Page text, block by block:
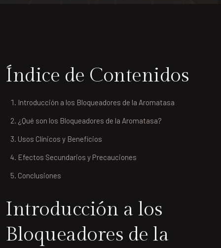
Índice de Contenidos
Introducción a los Bloqueadores de la Aromatasa
¿Qué son los Bloqueadores de la Aromatasa?
Usos Clínicos y Beneficios
Efectos Secundarios y Precauciones
Conclusiones
Introducción a los
Bloqueadores de la